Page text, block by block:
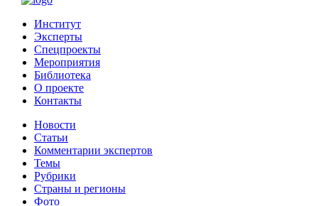
Институт
Эксперты
Спецпроекты
Мероприятия
Библиотека
О проекте
Контакты
Новости
Статьи
Комментарии экспертов
Темы
Рубрики
Страны и регионы
Фото